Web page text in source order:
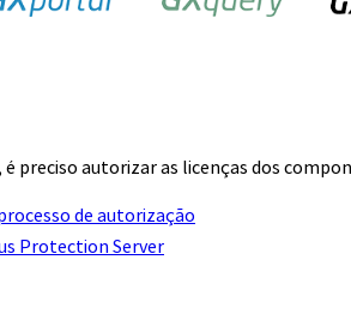
preciso autorizar as licenças dos
de autorização
Protection Server